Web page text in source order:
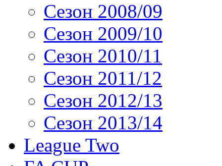
Сезон 2008/09
Сезон 2009/10
Сезон 2010/11
Сезон 2011/12
Сезон 2012/13
Сезон 2013/14
League Two